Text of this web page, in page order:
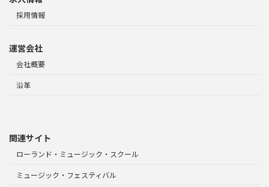
採用情報
運営会社
会社概要
沿革
関連サイト
ローランド・ミュージック・スクール
ミュージック・フェスティバル